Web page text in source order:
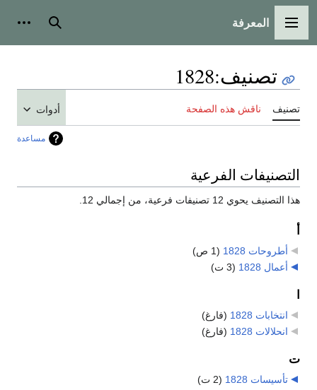
القائمة الرئيسية
المعرفة بحث
تصنيف:
1828
تصنيف ناقش هذه الصفحة أدوات
مساعدة
التصنيفات الفرعية
هذا التصنيف يحوي 12 تصنيفات فرعية، من إجمالي 12.
أطروحات 1828
(1 ص)
أعمال 1828
(3 ت)
انتخابات 1828
(فارغ)
انحلالات 1828
(فارغ)
ت
تأسيسات 1828 (2 ت)